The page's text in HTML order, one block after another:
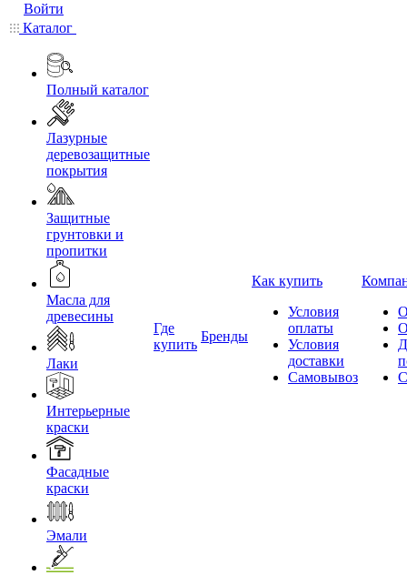
Войти
Каталог
Полный каталог
Лазурные
деревозащитные
покрытия
Защитные
грунтовки и
пропитки
Масла для
древесины
Лаки
Интерьерные
краски
Фасадные
краски
Эмали
Где
купить
Бренды
Как купить
Условия
оплаты
Условия
доставки
Самовывоз